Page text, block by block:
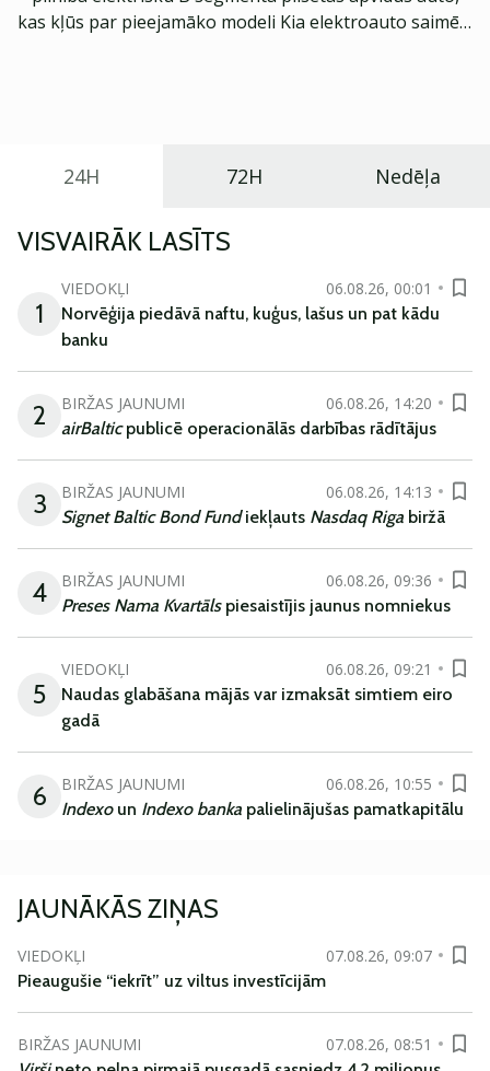
kas kļūs par pieejamāko modeli Kia elektroauto saimē
24H 72H Nedēļa
VISVAIRĀK LASĪTS
1
VIEDOKĻI
06.08.26, 00:01
Norvēģija piedāvā naftu, kuģus, lašus un pat kādu
banku
2 BIRŽAS JAUNUMI
06.08.26, 14:20
airBalticpublicē operacionālās darbības rādītājus
3 BIRŽAS JAUNUMI
06.08.26, 14:13
Signet Baltic Bond Fundiekļauts Nasdaq Riga biržā
4 BIRŽAS JAUNUMI
06.08.26, 09:36
Preses Nama Kvartāls piesaistījis jaunus nomniekus
5
VIEDOKĻI
06.08.26, 09:21
Naudas glabāšana mājās var izmaksāt simtiem eiro
gadā
6 BIRŽAS JAUNUMI
06.08.26, 10:55
Indexoun Indexo banka palielinājušas pamatkapitālu
JAUNĀKĀS ZIŅAS
VIEDOKĻI
07.08.26, 09:07
Pieaugušie “iekrīt” uz viltus investīcijām
BIRŽAS JAUNUMI
07.08.26, 08:51